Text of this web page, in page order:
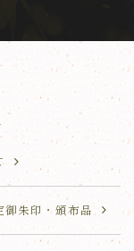
御朱印・頒布品